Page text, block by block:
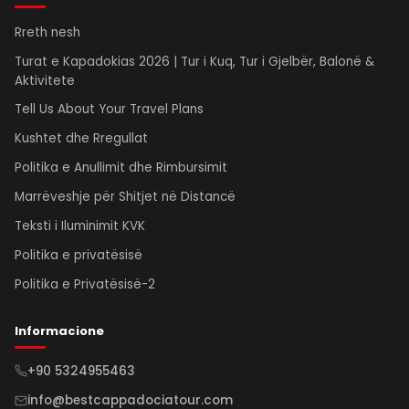
Rreth nesh
Turat e Kapadokias 2026 | Tur i Kuq, Tur i Gjelbër, Balonë &
Aktivitete
Tell Us About Your Travel Plans
Kushtet dhe Rregullat
Politika e Anullimit dhe Rimbursimit
Marrëveshje për Shitjet në Distancë
Teksti i Iluminimit KVK
Politika e privatësisë
Politika e Privatësisë-2
Informacione
+90 5324955463
info@bestcappadociatour.com